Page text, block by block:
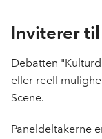
Inviterer
Debatten
eller reell
Scene.
Paneldeltakerne